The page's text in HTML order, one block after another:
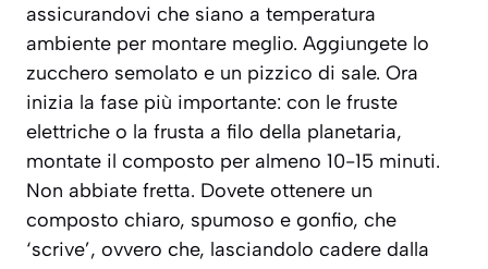
assicurandovi che siano a temperatura
ambiente per montare meglio. Aggiungete lo
zucchero semolato e un pizzico di sale. Ora
inizia la fase più importante: con le fruste
elettriche o la frusta a filo della planetaria,
montate il composto per almeno 10-15 minuti.
Non abbiate fretta. Dovete ottenere un
composto chiaro, spumoso e gonfio, che
‘scrive’, ovvero che, lasciandolo cadere dalla